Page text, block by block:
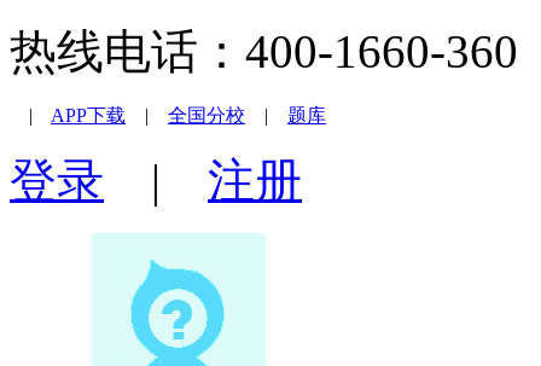
热线电话：400-1660-
| APP下载 | 全国分校 | 题库
登录 | 注册